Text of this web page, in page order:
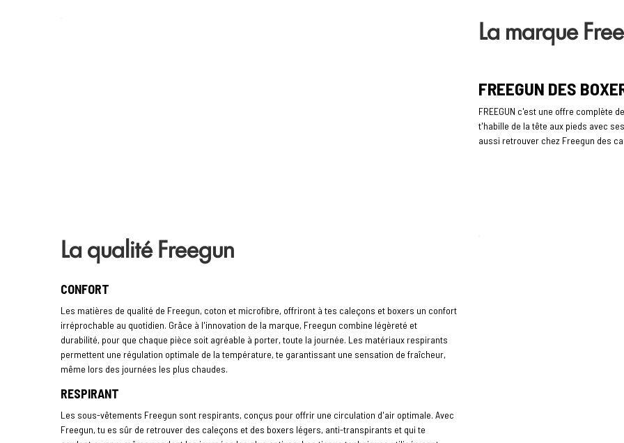
La marque
FREEGUN DES
FREEGUN c'est une offre complète
t'habille de la tête aux pieds avec
aussi retrouver chez Freegun des
La qualité Freegun
CONFORT
Les matières de qualité de Freegun, coton et microfibre, offriront à tes caleçons et boxers un confort
irréprochable au quotidien. Grâce à l'innovation de la marque, Freegun combine légèreté et
durabilité, pour que chaque pièce soit agréable à porter, toute la journée. Les matériaux respirants
permettent une régulation optimale de la température, te garantissant une sensation de fraîcheur,
même lors des journées les plus chaudes.
RESPIRANT
Les sous-vêtements Freegun sont respirants, conçus pour offrir une circulation d'air optimale. Avec
Freegun, tu es sûr de retrouver des caleçons et des boxers légers, anti-transpirants et qui te